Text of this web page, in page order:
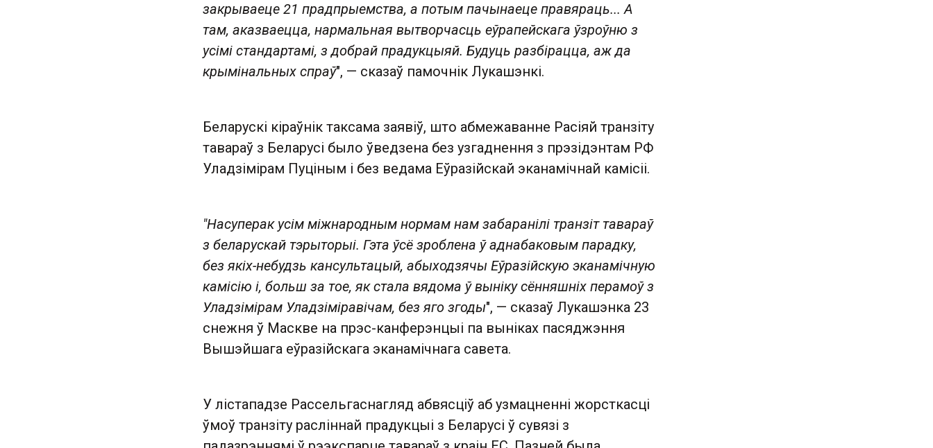
закрываеце 21 прадпрыемства, а потым пачынаеце правяраць... А
там, аказваецца, нармальная вытворчасць еўрапейскага ўзроўню з
усімі стандартамі, з добрай прадукцыяй. Будуць разбірацца, аж да
крымінальных спраў", — сказаў памочнік Лукашэнкі.
Беларускі кіраўнік таксама заявіў, што абмежаванне Расіяй транзіту
тавараў з Беларусі было ўведзена без узгаднення з прэзідэнтам РФ
Уладзімірам Пуціным і без ведама Еўразійскай эканамічнай камісіі.
"Насуперак усім міжнародным нормам нам забаранілі транзіт тавараў
з беларускай тэрыторыі. Гэта ўсё зроблена ў аднабаковым парадку,
без якіх-небудзь кансультацый, абыходзячы Еўразійскую эканамічную
камісію і, больш за тое, як стала вядома ў выніку сённяшніх перамоў з
Уладзімірам Уладзіміравічам, без яго згоды", — сказаў Лукашэнка 23
снежня ў Маскве на прэс-канферэнцыі па выніках пасяджэння
Вышэйшага еўразійскага эканамічнага савета.
У лістападзе Рассельгаснагляд абвясціў аб узмацненні жорсткасці
ўмоў транзіту расліннай прадукцыі з Беларусі ў сувязі з